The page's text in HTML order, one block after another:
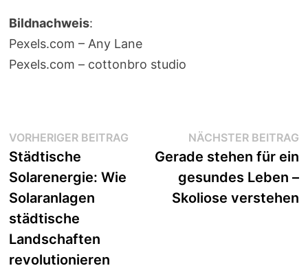
Bildnachweis:
Pexels.com – Any Lane
Pexels.com – cottonbro studio
Beitragsnavigation
VORHERIGER BEITRAGVorheriger
Beitrag:
Städtische
Solarenergie: Wie
Solaranlagen
städtische
Landschaften
revolutionieren
NÄCHSTER BEITRAG
Gerade stehen für ein
gesundes Leben –
Skoliose verstehen